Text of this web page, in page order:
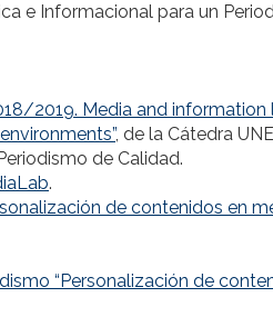
e Informacional para un
2019. Media and
, de la Cátedra
de Calidad.
.
de contenidos en
“Personalización de